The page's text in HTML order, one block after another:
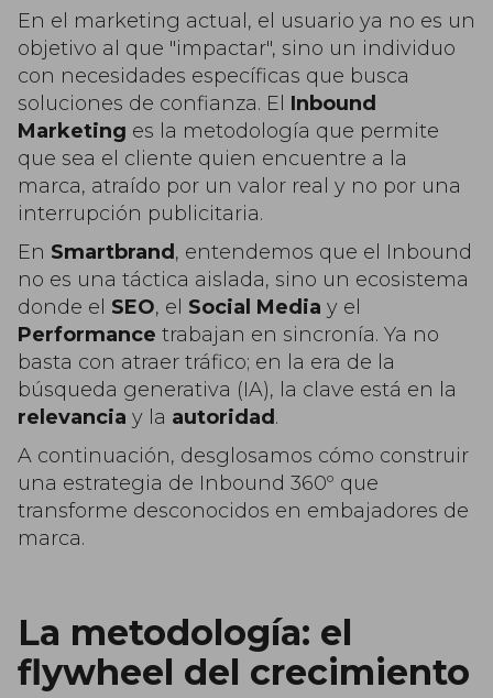
En el marketing actual, el usuario ya no es un
objetivo al que "impactar", sino un individuo
con necesidades específicas que busca
soluciones de confianza. El Inbound
Marketing es la metodología que permite
que sea el cliente quien encuentre a la
marca, atraído por un valor real y no por una
interrupción publicitaria.
En Smartbrand , entendemos que el Inbound
no es una táctica aislada, sino un ecosistema
donde el SEO, el Social Media y el
Performance trabajan en sincronía. Ya no
basta con atraer tráfico; en la era de la
búsqueda generativa (IA), la clave está en la
relevancia y la autoridad .
A continuación, desglosamos cómo construir
una estrategia de Inbound 360º que
transforme desconocidos en embajadores de
marca.
La metodología: el
flywheel del crecimiento